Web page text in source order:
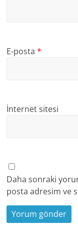
E-posta*
İnternet sitesi
Daha sonraki
posta adresim ve